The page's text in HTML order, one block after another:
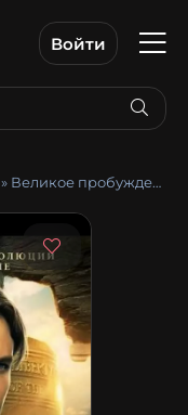
Войти
» Великое пробуждение